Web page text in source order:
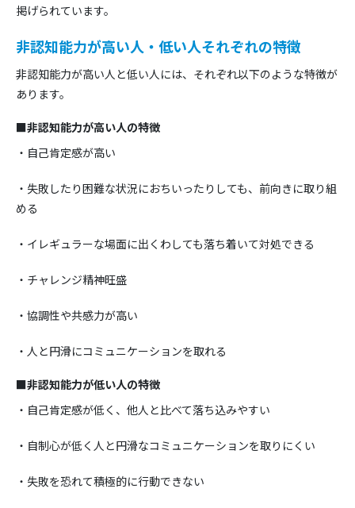
掲げられています。
非認知能力が高い人・低い人それぞれの特徴
非認知能力が高い人と低い人には、それぞれ以下のような特徴が
あります。
■非認知能力が高い人の特徴
・自己肯定感が高い
・失敗したり困難な状況におちいったりしても、前向きに取り組
める
・イレギュラーな場面に出くわしても落ち着いて対処できる
・チャレンジ精神旺盛
・協調性や共感力が高い
・人と円滑にコミュニケーションを取れる
■非認知能力が低い人の特徴
・自己肯定感が低く、他人と比べて落ち込みやすい
・自制心が低く人と円滑なコミュニケーションを取りにくい
・失敗を恐れて積極的に行動できない